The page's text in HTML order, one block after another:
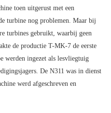
toen uitgerust met een
turbine nog problemen. Maar bij
turbines gebruikt, waarbij geen
de productie T-MK-7 de eerste
werden ingezet als lesvliegtuig
De N311 was in dienst
werd afgeschreven en